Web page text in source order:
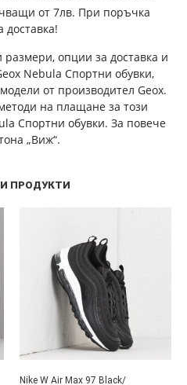
от 7лв. При поръчка
доставка!
опции за доставка и
Nebula Спортни обувки,
от производител Geox.
на плащане за този
Спортни обувки. За повече
„Виж“.
ПРОДУКТИ
Nike W Air Max 97 Black/